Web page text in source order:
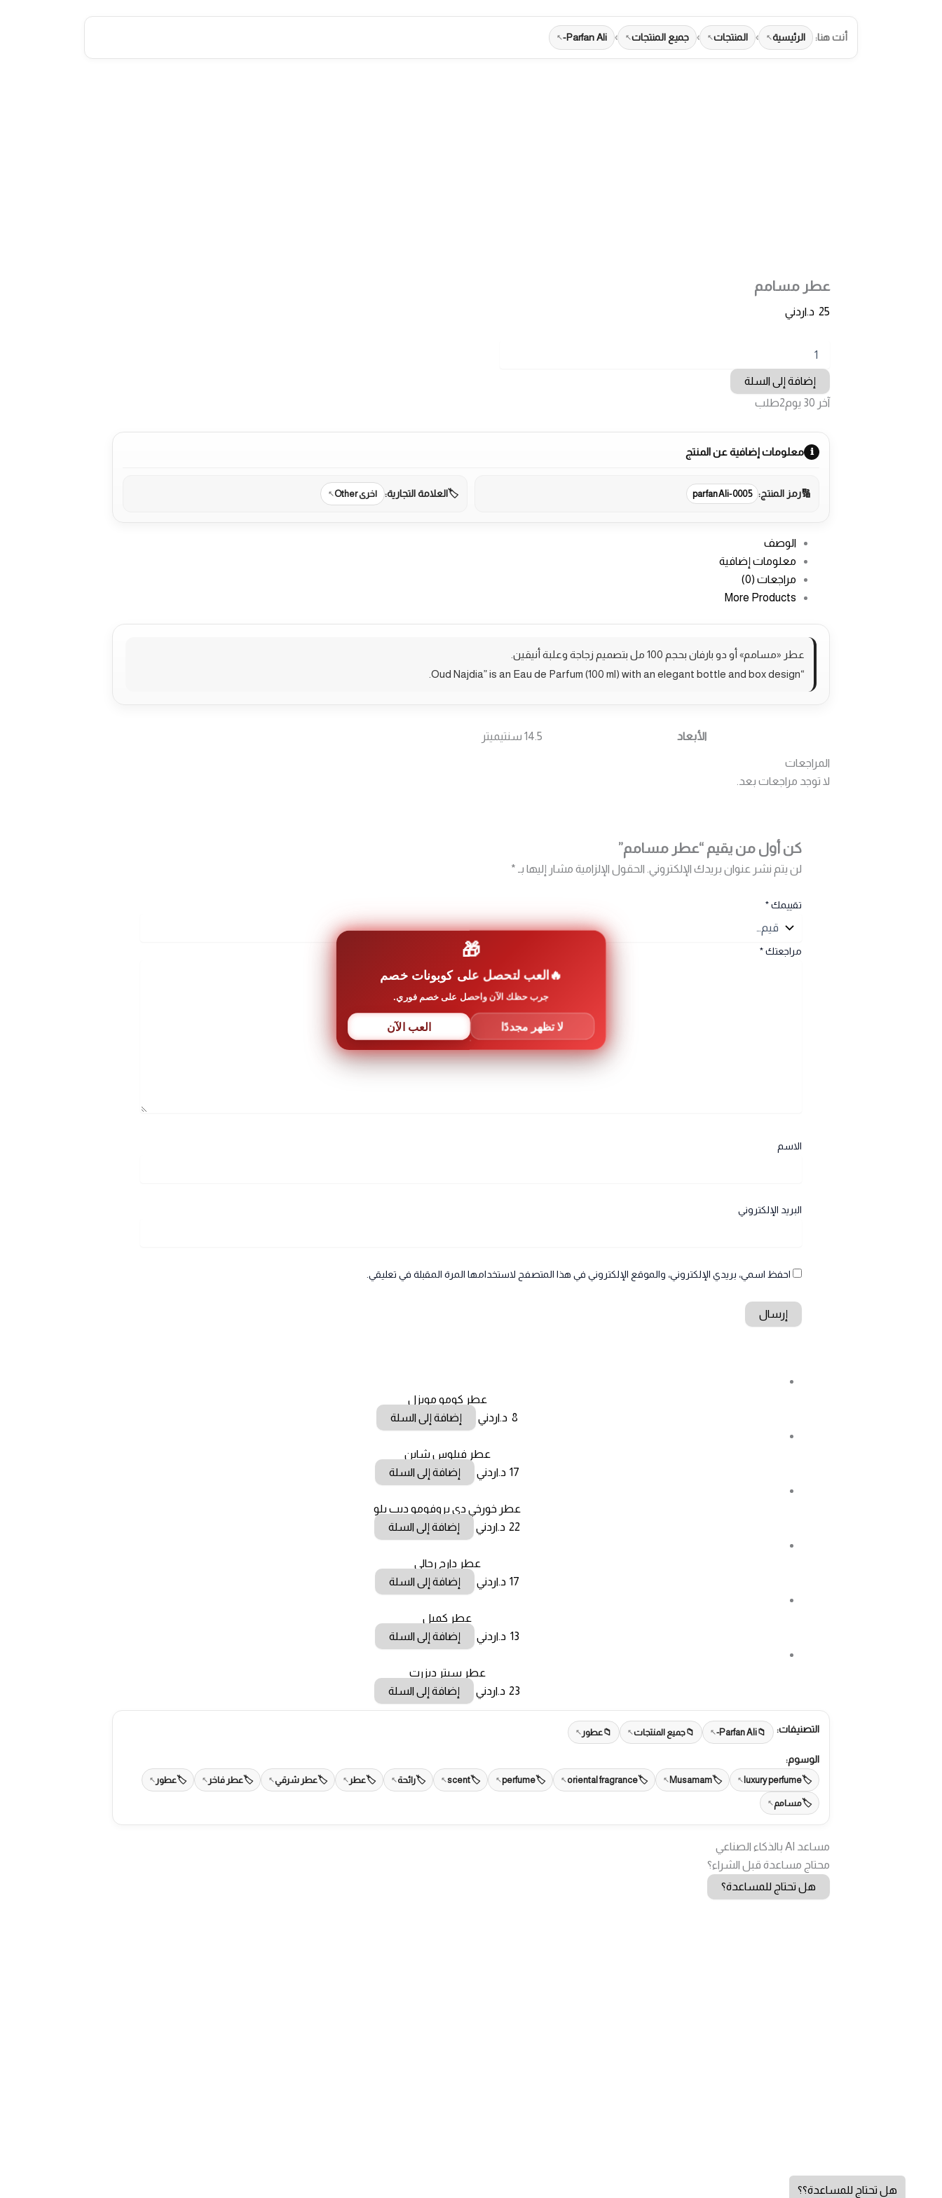
أنت هنا: الرئيسية › المنتجات › جميع المنتجات ›
Parfan Ali-
عطر مسامم
25 د.اردني
عطر
مساممإضافة إلى السلة
آخر 30 يوم
2طلب
معلومات إضافية عن المنتج
رمز المنتج: parfanAli-0005 العلامة التجارية: اخرى Other
الوصف
معلومات إضافية
مراجعات (0)
More Products
عطر «مسامم» أو دو بارفان بحجم 100 مل بتصميم زجاجة وعلبة أنيقين.
“Oud Najdia” is an Eau de Parfum (100 ml) with an elegant bottle and box design.
الأبعاد 14.5 سنتيميتر
المراجعات
لا توجد مراجعات بعد.
كن أول من يقيم “عطر مسامم”
لن يتم نشر عنوان بريدك الإلكتروني. الحقول الإلزامية مشار إليها بـ *
تقييمك*
مراجعتك*
الاسم
البريد الإلكتروني
احفظ اسمي، بريدي الإلكتروني، والموقع الإلكتروني في هذا المتصفح لاستخدامها المرة المقبلة في تعليقي.
عطر كومو مويزل
8 د.اردني إضافة إلى السلة
عطر فيلوس شاين
17 د.اردني إضافة إلى السلة
عطر خورخي دي بروفومو ديب بلو
22 د.اردني إضافة إلى السلة
عطر دارج رجالي
17 د.اردني إضافة إلى السلة
عطر كميل
13 د.اردني إضافة إلى السلة
عطر سِبتر ديزرت
23 د.اردني إضافة إلى السلة
التصنيفات: Parfan Ali- جميع المنتجات عطور
الوسوم:
luxury perfume
Musamam
oriental fragrance
perfume
scent رائحة عطر عطر شرقي عطر فاخر عطور
مسامم
مساعد AI بالذكاء الصناعي
محتاج مساعدة قبل الشراء؟
هل تحتاج للمساعدة؟
هل تحتاج للمساعدة؟؟
🎁
العب لتحصل على كوبونات خصم
جرب حظك الآن واحصل على خصم فوري.
لا تظهر مجددًا العب الآن